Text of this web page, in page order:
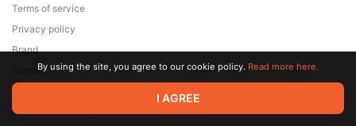
© 2026 Zaya Solutions Limited. All rights reserved. All trademarks
are the property of their respective owners.
Terms of service
Privacy policy
Brand
SupportBy using the site, you agree to our cookie policy. Read more here.
I AGREE